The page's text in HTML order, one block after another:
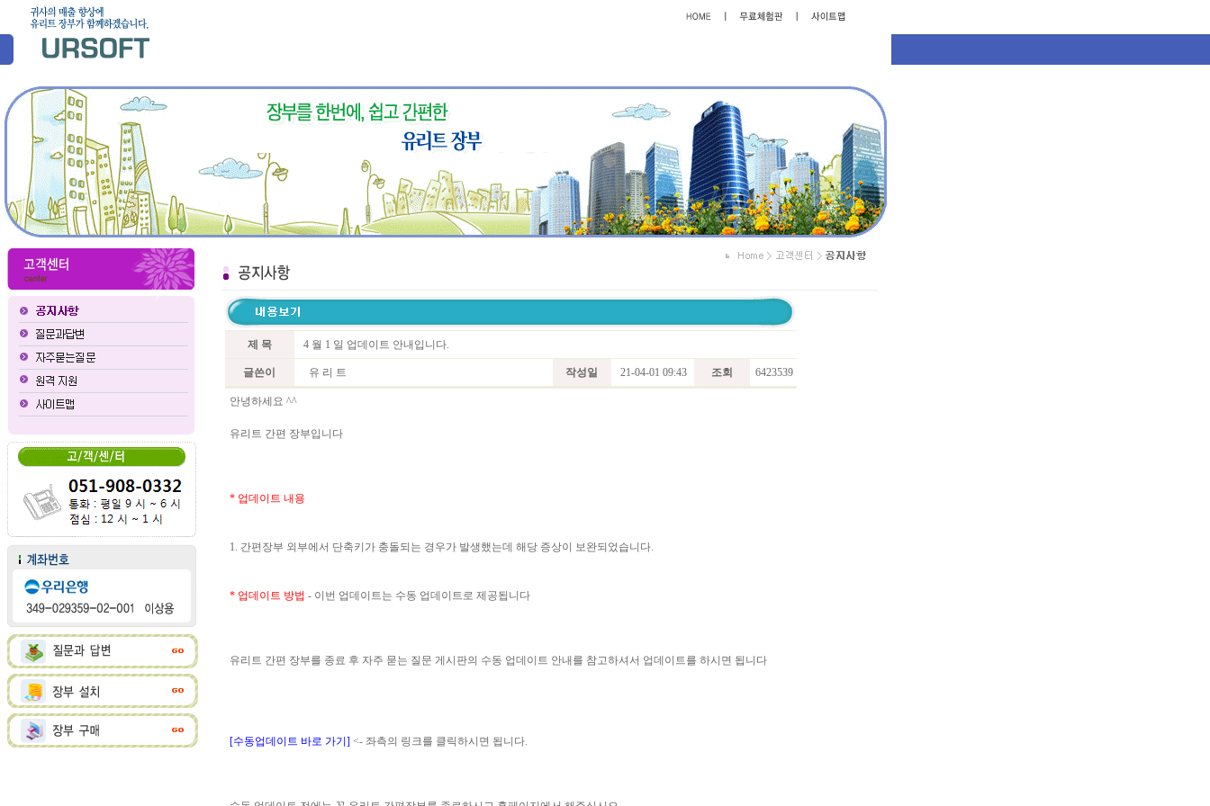
제 목 4 월 1 일 업데이트 안내입니다.
글쓴이 유 리 트 작성일 21-04-01 09:43 조회 6423539
안녕하세요 ^^
유리트 간편 장부입니다
* 업데이트 내용
1. 간편장부 외부에서 단축키가 충돌되는 경우가 발생했는데 해당 증상이 보완되었습니다.
* 업데이트 방법 - 이번 업데이트는 수동 업데이트로 제공됩니다
유리트 간편 장부를 종료 후 자주 묻는 질문 게시판의 수동 업데이트 안내를 참고하셔서 업데이트를 하시면 됩니다
[수동업데이트 바로 가기] <- 좌측의 링크를 클릭하시면 됩니다.